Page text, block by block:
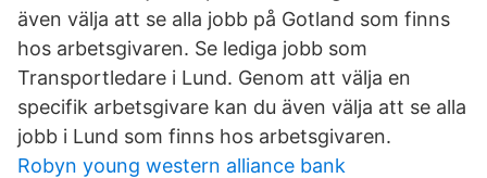
även välja att se alla jobb på Gotland som finns
hos arbetsgivaren. Se lediga jobb som
Transportledare i Lund. Genom att välja en
specifik arbetsgivare kan du även välja att se alla
jobb i Lund som finns hos arbetsgivaren.
Robyn young western alliance bank